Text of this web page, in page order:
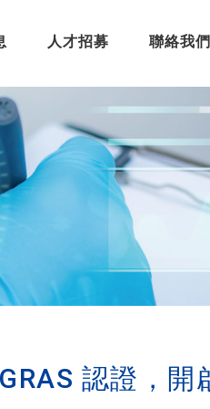
人才招募 聯絡我們
認證，開